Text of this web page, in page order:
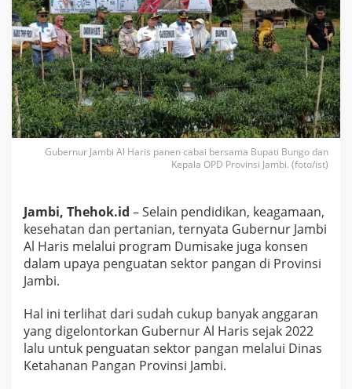
k
e
G
u
b
e
r
n
u
r
l
i
s
K
u
c
k
a
D
a
Gubernur Jambi Al Haris panen cabai bersama Bupati Bungo dan
Kepala OPD Provinsi Jambi. (foto/ist)
Jambi, Thehok.id – Selain pendidikan, keagamaan,
kesehatan dan pertanian, ternyata Gubernur Jambi
Al Haris melalui program Dumisake juga konsen
dalam upaya penguatan sektor pangan di Provinsi
Jambi.
Hal ini terlihat dari sudah cukup banyak anggaran
yang digelontorkan Gubernur Al Haris sejak 2022
lalu untuk penguatan sektor pangan melalui Dinas
Ketahanan Pangan Provinsi Jambi.